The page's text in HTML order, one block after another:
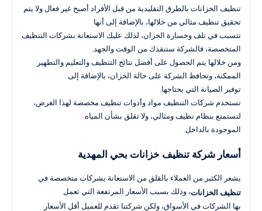
تنظيف الخزانات بالطرق التقليدية من قبل الأفراد أصبح غير فعال ولا يتم
تحقيق تنظيف مثالي من خلالها، بالإضافة إلى أنها
تتسبب في تلف وخسارة الخزان، لذلك عليك الاستعانة بشركات التنظيف
المتخصصة، فالشركة ستنقذك من الوقت والجهد.
ومن خلالها يتم الحصول على أفضل نتائج التنظيف والتعليم والتطهير
الممكنة، وتحافظ الشركة على حالة الخزان، بالإضافة إلى
توفير الصيانة التي يحتاجها.
تستخدم شركات التنظيف مواد وأدوات تنظيف مخصصة لهذا الغرض،
لتستمتع بنظام نظيف ومثالي، ولا تقلق بشأن المياه
الموجودة بالداخل.
أسعار شركة تنظيف خزانات بحي المهدية
يشعر الكثير من العملاء بالقلق من الاستعانة بشركات متخصصة في
تنظيف الخزانات، وذلك بسبب الأسعار المرتفعة التي تعمل
بها الشركات في الأسواق، ولكن شركتنا تقدم للعميل أقل الأسعار